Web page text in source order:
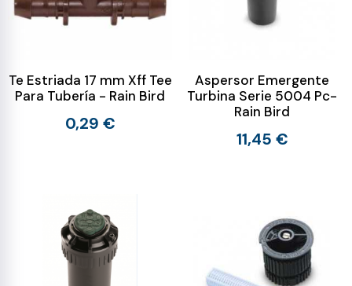
Te Estriada 17 mm Xff Tee
Para Tubería - Rain Bird
0,29 €
Aspersor Emergente
Turbina Serie 5004 Pc-
Rain Bird
11,45 €